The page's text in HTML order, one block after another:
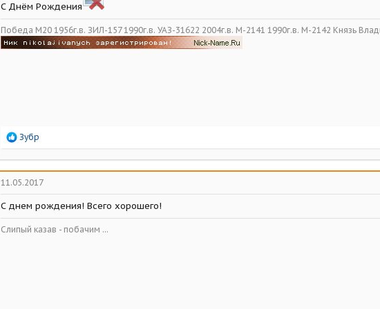
C Днём Рождения
Победа М20 1956г.в. ЗИЛ-157 1990г.в. УАЗ-31622 2004г.в. М-2141 1990г.в. М-2142 Князь
Р
а
к
ц
и
и
Зубр
11.05.2017
С днем рождения! Всего хорошего!
Слипый казав - побачим ...